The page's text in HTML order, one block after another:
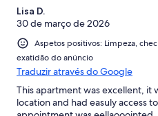
Lisa D.
30 de março de 2026
Aspetos positivos: Limpeza,
exatidão do anúncio
Traduzir através do Google
This apartment was excellent, it
location and had easuly access